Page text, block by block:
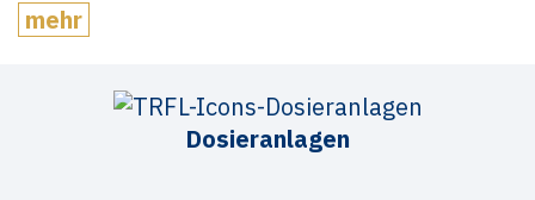
mehr
Dosieranlagen